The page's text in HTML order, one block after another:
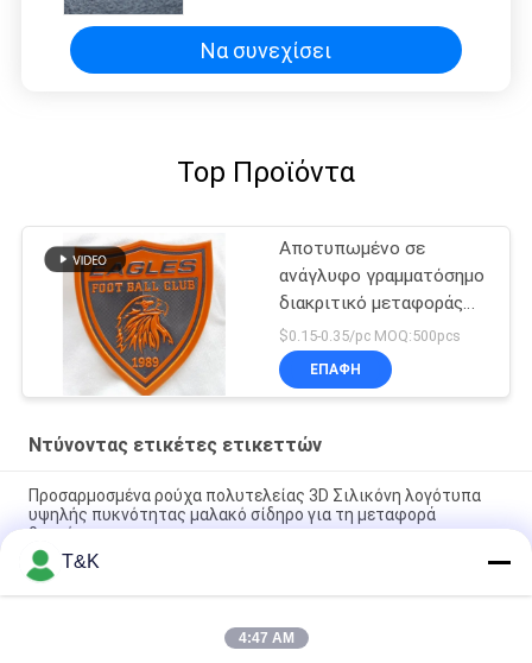
Να συνεχίσει
Top Προϊόντα
Αποτυπωμένο σε
ανάγλυφο γραμματόσημο
διακριτικό μεταφοράς
θερμότητας μορφής TPU
για την ενδυμασία
ομάδας
$0.15-0.35/pc MOQ:500pcs
ΕΠΑΦΉ
Ντύνοντας ετικέτες ετικεττών
Προσαρμοσμένα ρούχα πολυτελείας 3D Σιλικόνη λογότυπα
υψηλής πυκνότητας μαλακό σίδηρο για τη μεταφορά
θερμότητας
Προσαρμοσμένη ίνα που φυτεύει PU το μαλακό τρισδιάστατο
λογότυπο σιλικόνης ετικετών μεταφοράς δέρματος
Προσαρμοσμένο σίδερο σε 3D ποδοσφαιρικό λογότυπο
T&K
4:47 AM